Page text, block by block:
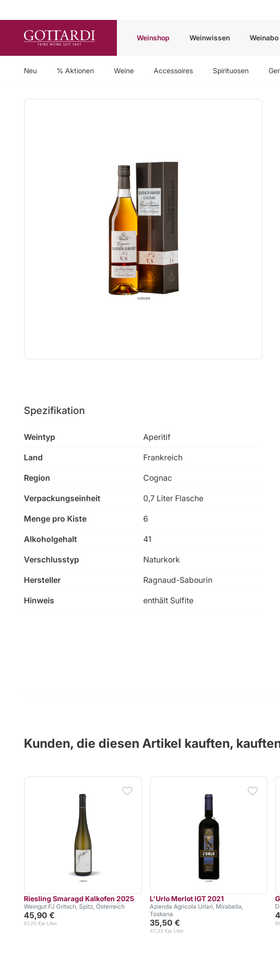
Weinshop Weinwissen Weinabo
Neu % Aktionen Weine Accessoires Spirituosen
Spezifikation
Weintyp Aperitif
Land Frankreich
Region Cognac
Verpackungseinheit 0,7 Liter Flasche
Menge pro Kiste 6
Alkoholgehalt 41
Verschlusstyp Naturkork
Hersteller Ragnaud-Sabourin
Hinweis enthält Sulfite
Kunden, die diesen Artikel kauften,
Riesling Smaragd Kalkofen 2025
Weingut FJ Gritsch, Spitz, Österreich
45,90 €
je Liter
61,20 €
L'Urlo Merlot IGT 2021
Azienda Agricola Urlari, Mirabella,
Toskana
35,50 €
je Liter
47,33 €